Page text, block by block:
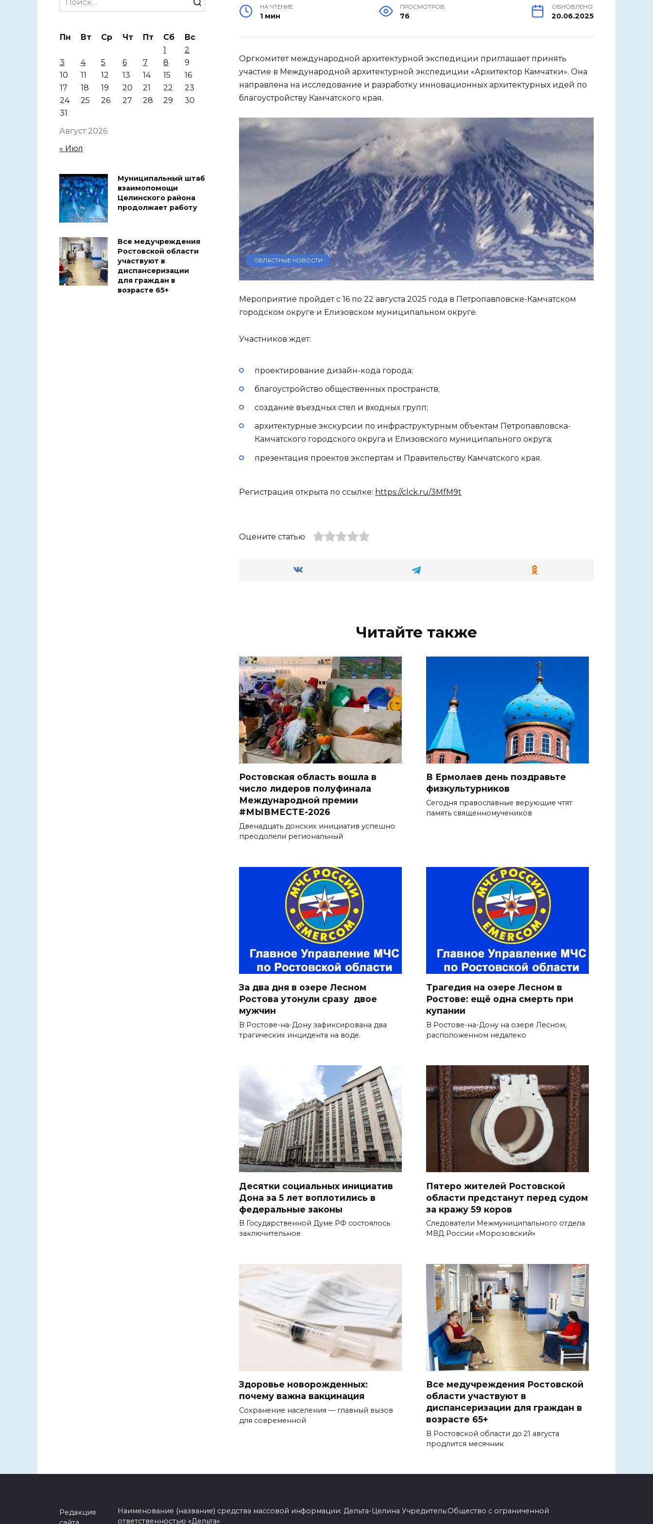
НА ЧТЕНИЕ
1 мин
ПРОСМОТРОВ
76
ОБНОВЛЕНО
20.06.2025
Оргкомитет международной архитектурной экспедиции приглашает принять
участие в Международной архитектурной экспедиции «Архитектор Камчатки». Она
направлена на исследование и разработку инновационных архитектурных идей по
благоустройству Камчатского края.
ОБЛАСТНЫЕ НОВОСТИ
Мероприятие пройдет с 16 по 22 августа 2025 года в Петропавловске-Камчатском
городском округе и Елизовском муниципальном округе.
Участников ждет:
проектирование дизайн-кода города;
благоустройство общественных пространств;
создание въездных стел и входных групп;
архитектурные экскурсии по инфраструктурным объектам Петропавловска-
Камчатского городского округа и Елизовского муниципального округа;
презентация проектов экспертам и Правительству Камчатского края.
Регистрация открыта по ссылке: https://clck.ru/3MfM9t
Оцените статью
Читайте также
Ростовская область вошла в
число лидеров полуфинала
Международной премии
#МЫВМЕСТЕ-2026
Двенадцать донских инициатив успешно
преодолели региональный
В Ермолаев день поздравьте
физкультурников
Сегодня православные верующие чтят
память священномучеников
За два дня в озере Лесном
Ростова утонули сразу двое
мужчин
В Ростове-на-Дону зафиксирована два
трагических инцидента на воде.
Трагедия на озере Лесном в
Ростове: ещё одна смерть при
купании
В Ростове-на-Дону на озере Лесном,
расположенном недалеко
Десятки социальных инициатив
Дона за 5 лет воплотились в
федеральные законы
В Государственной Думе РФ состоялось
заключительное
Пятеро жителей Ростовской
области предстанут перед судом
за кражу 59 коров
Следователи Межмуниципального отдела
МВД России «Морозовский»
Здоровье новорожденных:
почему важна вакцинация
Сохранение населения — главный вызов
для современной
Все медучреждения Ростовской
области участвуют в
диспансеризации для граждан в
возрасте 65+
В Ростовской области до 21 августа
продлится месячник
for:
Август 2026
Пн Вт Ср Чт Пт Сб
Вс
1
2
3
4 5 6 7 8
9
10
11 12 13 14 15
16
17
18 19 20 21 22
23
24
25 26 27 28 29
30
31
« Июл
Муниципальный штаб
взаимопомощи
Целинского района
продолжает работу
Все медучреждения
Ростовской области
участвуют в
диспансеризации
для граждан в
возрасте 65+
Редакция
Наименование (название) средства массовой информации: Дельта-Целина Учредитель:Общество с ограниченной
ответственностью «Дельта»